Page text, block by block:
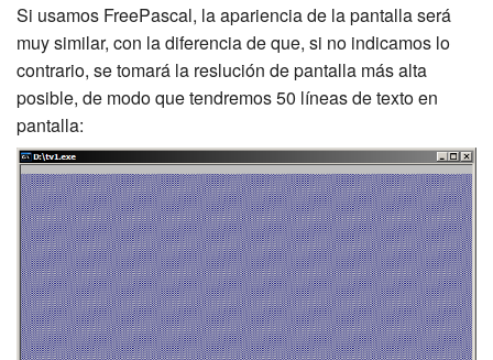
Si usamos FreePascal, la apariencia de la pantalla será
muy similar, con la diferencia de que, si no indicamos lo
contrario, se tomará la reslución de pantalla más alta
posible, de modo que tendremos 50 líneas de texto en
pantalla: